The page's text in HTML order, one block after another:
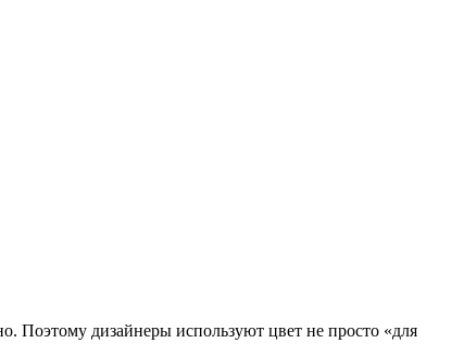
Поэтому дизайнеры используют цвет не просто «для